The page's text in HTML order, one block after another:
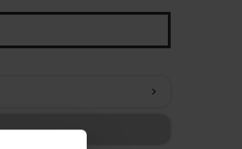
chevron_right